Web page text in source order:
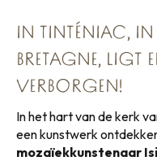
IN TINTÉNIAC,
BRETAGNE, LIGT
VERBORGEN!
In het hart van de kerk
een kunstwerk
mozaïekkunstenaar